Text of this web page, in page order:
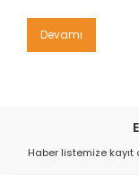
Devamı
Haber listemize